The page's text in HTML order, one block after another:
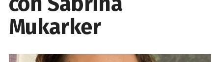
Mukarker